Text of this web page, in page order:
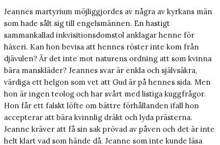
Jeannes martyrium möjliggjordes av några av kyrkans män
som hade sålt sig till engelsmännen. En hastigt
sammankallad inkvisitionsdomstol anklagar henne för
häxeri. Kan hon bevisa att hennes röster inte kom från
djävulen? Är det inte mot naturens ordning att som kvinna
bära manskläder? Jeannes svar är enkla och självsäkra,
värdiga ett helgon som vet att Gud är på hennes sida. Men
hon är ingen teolog och har svårt med listiga kuggfrågor.
Hon får ett falskt löfte om bättre förhållanden ifall hon
accepterar att bära kvinnlig dräkt och lyda prästerna.
Jeanne kräver att få sin sak prövad av påven och det är inte
helt klart vad som hände då. Jeanne som inte kunde läsa